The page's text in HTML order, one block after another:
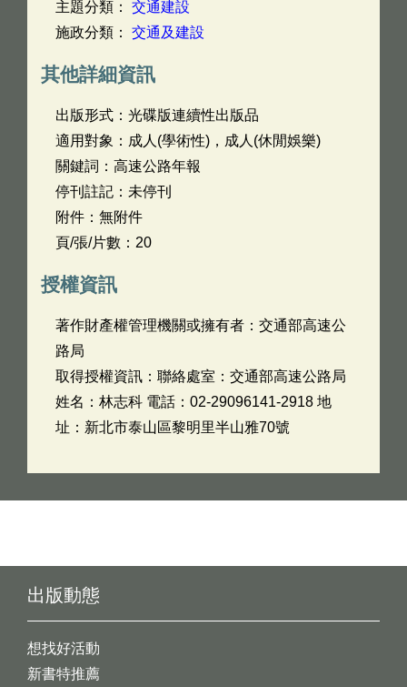
主題分類： 交通建設
施政分類： 交通及建設
其他詳細資訊
出版形式：光碟版連續性出版品
適用對象：成人(學術性)，成人(休閒娛樂)
關鍵詞：高速公路年報
停刊註記：未停刊
附件：無附件
頁/張/片數：20
授權資訊
著作財產權管理機關或擁有者：交通部高速公
路局
取得授權資訊：聯絡處室：交通部高速公路局
姓名：林志科 電話：02-29096141-2918 地
址：新北市泰山區黎明里半山雅70號
出版動態
想找好活動
新書特推薦